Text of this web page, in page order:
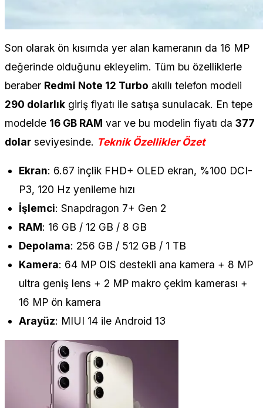
Son olarak ön kısımda yer alan kameranın da 16 MP
değerinde olduğunu ekleyelim. Tüm bu özelliklerle
beraber Redmi Note 12 Turbo akıllı telefon modeli
290 dolarlık giriş fiyatı ile satışa sunulacak. En tepe
modelde 16 GB RAM var ve bu modelin fiyatı da 377
dolar seviyesinde. Teknik Özellikler Özet
Ekran: 6.67 inçlik FHD+ OLED ekran, %100 DCI-
P3, 120 Hz yenileme hızı
İşlemci: Snapdragon 7+ Gen 2
RAM: 16 GB / 12 GB / 8 GB
Depolama: 256 GB / 512 GB / 1 TB
Kamera: 64 MP OIS destekli ana kamera + 8 MP
ultra geniş lens + 2 MP makro çekim kamerası +
16 MP ön kamera
Arayüz: MIUI 14 ile Android 13